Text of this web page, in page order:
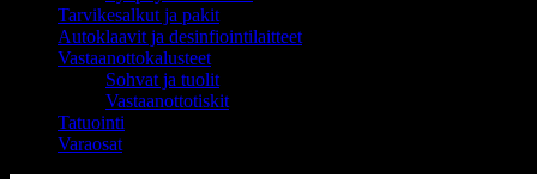
Tarvikesalkut ja pakit
Autoklaavit ja desinfiointilaitteet
Vastaanottokalusteet
Sohvat ja tuolit
Vastaanottotiskit
Tatuointi
Varaosat